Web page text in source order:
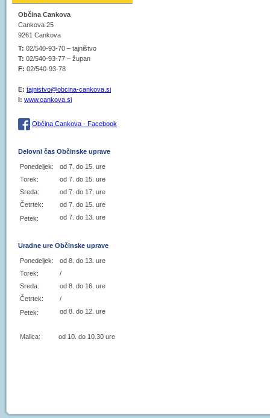
Občina Cankova
Cankova 25
9261 Cankova
T: 02/540-93-70 – tajništvo
T: 02/540-93-77 – župan
F: 02/540-93-78
E: tajnistvo@obcina-cankova.si
I: www.cankova.si
Občina Cankova - Facebook
Delovni čas Občinske uprave
Ponedeljek:
od 7. do 15. ure
Torek:
od 7. do 15. ure
Sreda:
od 7. do 17. ure
Četrtek:
od 7. do 15. ure
Petek:
od 7. do 13. ure
Uradne ure Občinske uprave
Ponedeljek:
od 8. do 13. ure
Torek:
/
Sreda:
od 8. do 16. ure
Četrtek:
/
Petek:
od 8. do 12. ure
Malica: od 10. do 10.30 ure